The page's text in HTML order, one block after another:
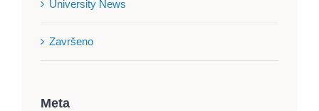
University News
Završeno
Meta